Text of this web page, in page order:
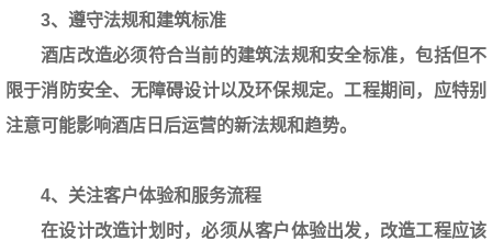
3、遵守法规和建筑标准
酒店改造必须符合当前的建筑法规和安全标准，包括但不
限于消防安全、无障碍设计以及环保规定。工程期间，应特别
注意可能影响酒店日后运营的新法规和趋势。
4、关注客户体验和服务流程
在设计改造计划时，必须从客户体验出发，改造工程应该